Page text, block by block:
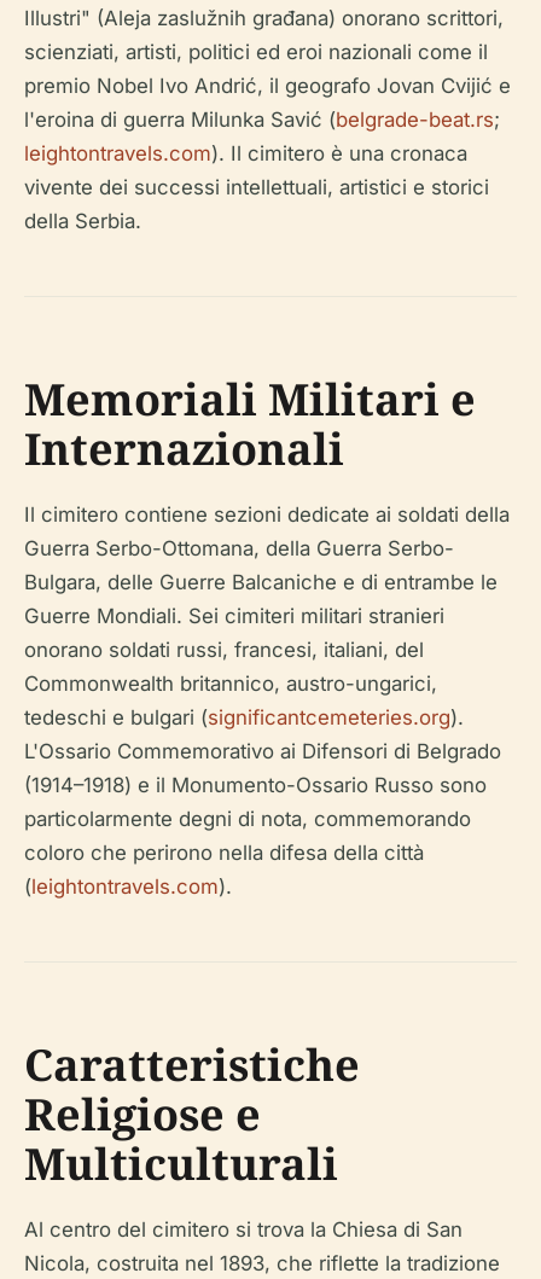
Illustri" (Aleja zaslužnih građana) onorano scrittori,
scienziati, artisti, politici ed eroi nazionali come il
premio Nobel Ivo Andrić, il geografo Jovan Cvijić e
l'eroina di guerra Milunka Savić (belgrade-beat.rs;
leightontravels.com). Il cimitero è una cronaca
vivente dei successi intellettuali, artistici e storici
della Serbia.
Memoriali Militari e
Internazionali
Il cimitero contiene sezioni dedicate ai soldati della
Guerra Serbo-Ottomana, della Guerra Serbo-
Bulgara, delle Guerre Balcaniche e di entrambe le
Guerre Mondiali. Sei cimiteri militari stranieri
onorano soldati russi, francesi, italiani, del
Commonwealth britannico, austro-ungarici,
tedeschi e bulgari (significantcemeteries.org).
L'Ossario Commemorativo ai Difensori di Belgrado
(1914–1918) e il Monumento-Ossario Russo sono
particolarmente degni di nota, commemorando
coloro che perirono nella difesa della città
(leightontravels.com).
Caratteristiche
Religiose e
Multiculturali
Al centro del cimitero si trova la Chiesa di San
Nicola, costruita nel 1893, che riflette la tradizione